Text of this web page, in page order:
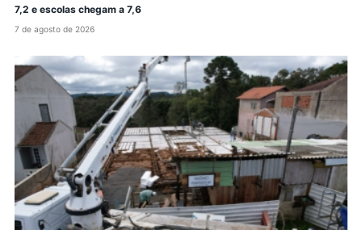
7,2 e escolas chegam a 7,6
7 de agosto de 2026